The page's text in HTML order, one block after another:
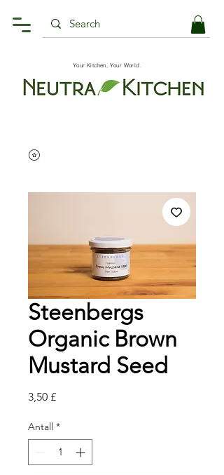
Your Kitchen, Your World.
Steenbergs
Organic Brown
Mustard Seed
3,50 £Pris
Antall *